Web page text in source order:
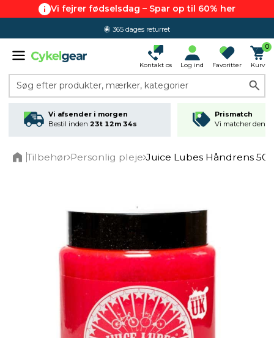
Vi fejrer fødselsdag – Spar op til 60% her
365 dages returret
Kontakt os Log ind Favoritter
0
Kurv
Søg efter produkter, mærker, kategorier
Vi afsender i morgen
Bestil inden 23t 12m 33s
Prismatch
Vi matcher den
Tilbehør Personlig pleje Juice Lubes Håndrens